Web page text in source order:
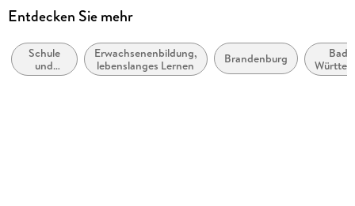
Verlag/Hersteller
Produktart
kartoniert
Entdecken Sie mehr
Schule
und
Lernen:
Erwachsenenbildung,
lebenslanges Lernen
Brandenburg